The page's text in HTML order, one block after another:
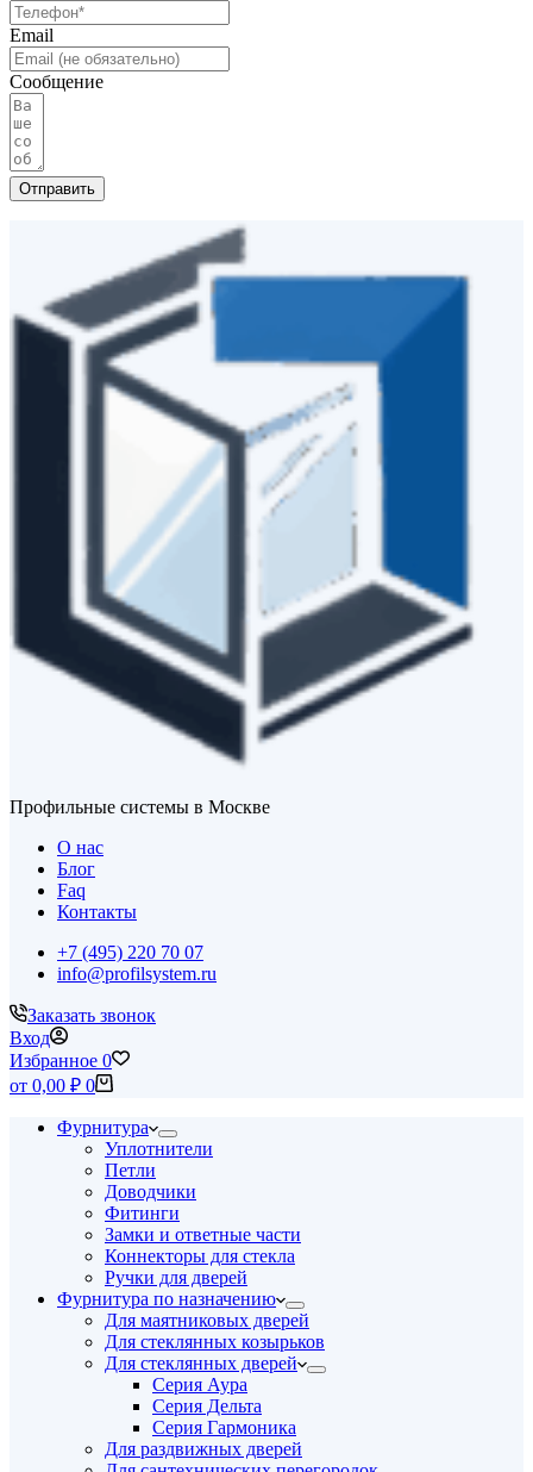
Email
Сообщение
Отправить
Профильные системы в Москве
О нас
Блог
Faq
Контакты
+7 (495) 220 70 07
info@profilsystem.ru
Заказать звонок
Вход
Избранное 0
Корзина
от 0,00 ₽ 0
Фурнитура
Уплотнители
Петли
Доводчики
Фитинги
Замки и ответные части
Коннекторы для стекла
Ручки для дверей
Фурнитура по назначению
Для маятниковых дверей
Для стеклянных козырьков
Для стеклянных дверей
Серия Аура
Серия Дельта
Серия Гармоника
Для раздвижных дверей